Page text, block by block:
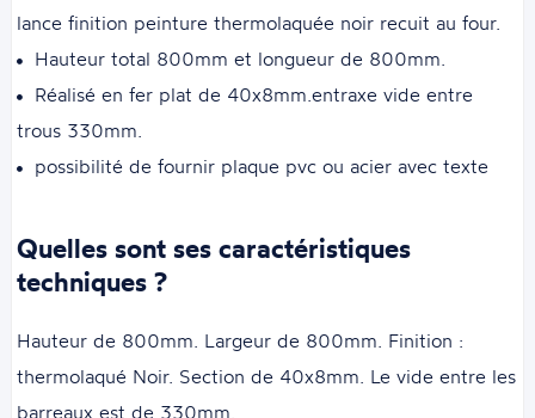
lance finition peinture thermolaquée noir recuit au four.
Hauteur total 800mm et longueur de 800mm.
Réalisé en fer plat de 40x8mm.entraxe vide entre
trous 330mm.
possibilité de fournir plaque pvc ou acier avec texte
Quelles sont ses caractéristiques
techniques ?
Hauteur de 800mm. Largeur de 800mm. Finition :
thermolaqué Noir. Section de 40x8mm. Le vide entre les
barreaux est de 330mm.